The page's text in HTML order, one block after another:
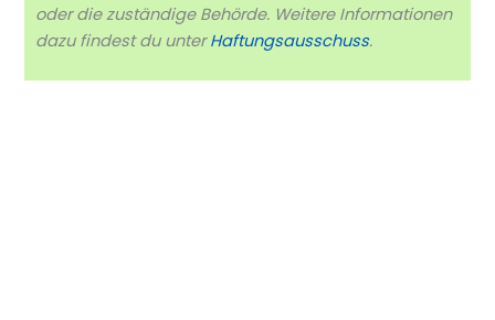
oder die zuständige Behörde. Weitere Informationen
dazu findest du unterHaftungsausschuss.